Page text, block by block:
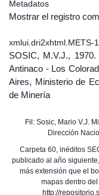
Metadatos
Mostrar el registro
xmlui.dri2xhtml.METS-
SOSIC, M.V.J.,
Antinaco - Los
Aires, Ministerio de
de Minería
Fil: Sosic, Mario V.J.
Dirección
Carpeta 60, inéditos
publicado al año
más extensión que el
mapas dentro
http://